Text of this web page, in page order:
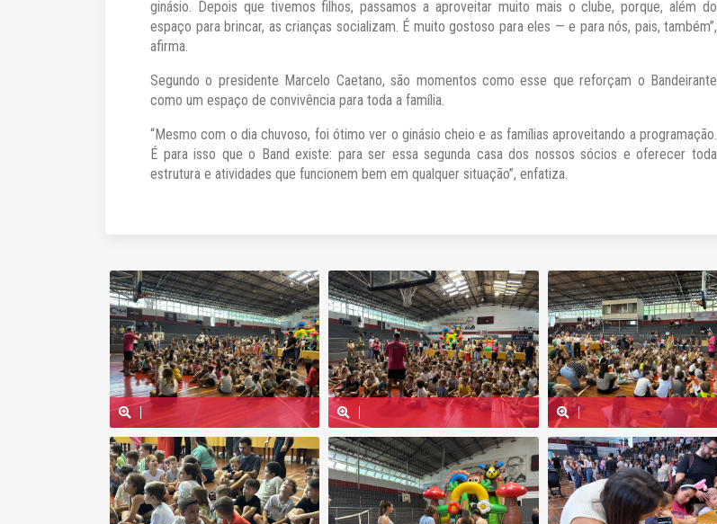
ginásio. Depois que tivemos filhos, passamos a aproveitar muito mais o clube, porque, além do
espaço para brincar, as crianças socializam. É muito gostoso para eles — e para nós, pais, também”,
afirma.
Segundo o presidente Marcelo Caetano, são momentos como esse que reforçam o Bandeirante
como um espaço de convivência para toda a família.
“Mesmo com o dia chuvoso, foi ótimo ver o ginásio cheio e as famílias aproveitando a programação.
É para isso que o Band existe: para ser essa segunda casa dos nossos sócios e oferecer toda
estrutura e atividades que funcionem bem em qualquer situação”, enfatiza.